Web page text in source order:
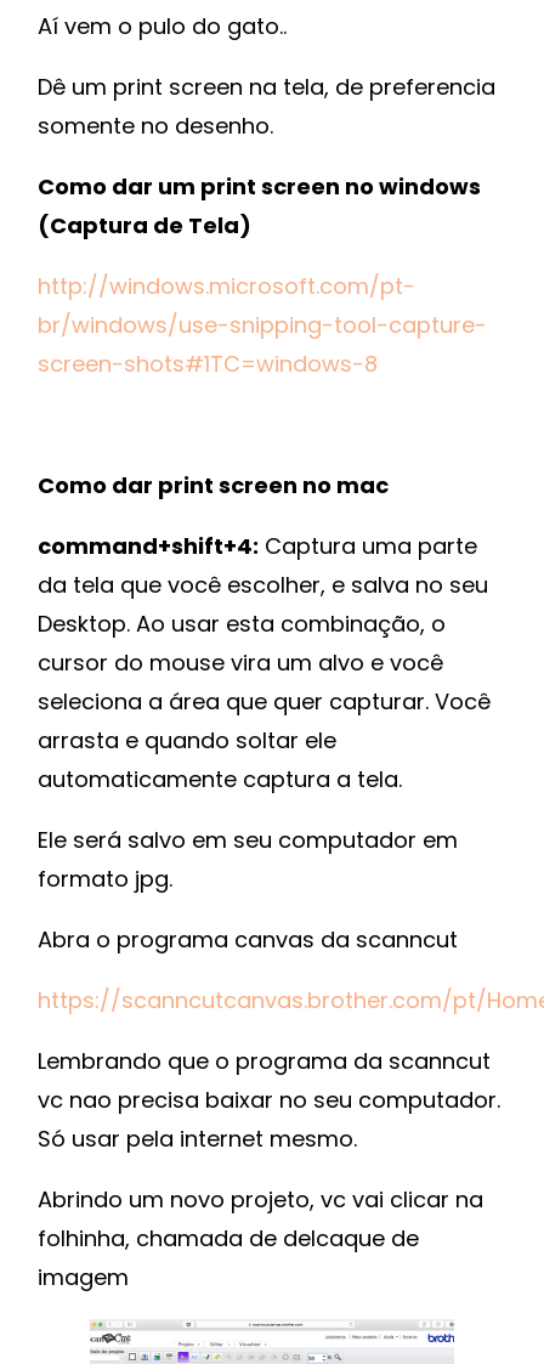
Aí vem o pulo do gato..
Dê um print screen na tela, de preferencia
somente no desenho.
Como dar um print screen no windows
(Captura de Tela)
http://windows.microsoft.com/pt-
br/windows/use-snipping-tool-capture-
screen-shots#1TC=windows-8
Como dar print screen no mac
command+shift+4: Captura uma parte
da tela que você escolher, e salva no seu
Desktop. Ao usar esta combinação, o
cursor do mouse vira um alvo e você
seleciona a área que quer capturar. Você
arrasta e quando soltar ele
automaticamente captura a tela.
Ele será salvo em seu computador em
formato jpg.
Abra o programa canvas da scanncut
https://scanncutcanvas.brother.com/pt/
Lembrando que o programa da scanncut
vc nao precisa baixar no seu computador.
Só usar pela internet mesmo.
Abrindo um novo projeto, vc vai clicar na
folhinha, chamada de delcaque de
imagem